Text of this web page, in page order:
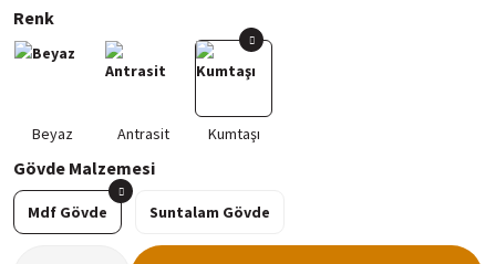
Renk
Gövde Malzemesi
Mdf Gövde Suntalam Gövde